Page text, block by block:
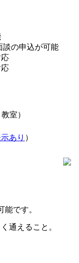
室）
あり ）
です。
通えること。